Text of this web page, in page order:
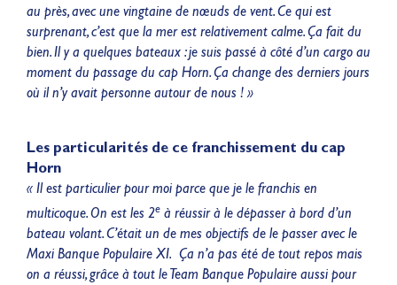
au près, avec une vingtaine de nœuds de vent. Ce qui est
surprenant, c’est que la mer est relativement calme. Ça fait du
bien. Il y a quelques bateaux : je suis passé à côté d’un cargo au
moment du passage du cap Horn. Ça change des derniers jours
où il n’y avait personne autour de nous ! »
Les particularités de ce franchissement du cap
Horn
« Il est particulier pour moi parce que je le franchis en
multicoque. On est les 2e à réussir à le dépasser à bord d’un
bateau volant. C’était un de mes objectifs de le passer avec le
Maxi Banque Populaire XI. Ça n’a pas été de tout repos mais
on a réussi, grâce à tout le Team Banque Populaire aussi pour